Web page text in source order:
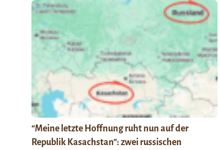
“Meine letzte Hoffnung ruht nun auf der
Republik Kasachstan”: zwei russischen